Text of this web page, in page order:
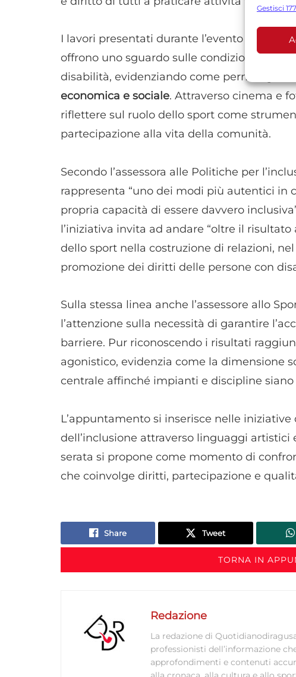
alle
scelte
Gestisci
I lavori presentati durante l’evento
offrono uno sguardo sulle condizioni di
disabilità, evidenziando come permangano
economica e sociale. Attraverso cinema e
riflettere sul ruolo dello sport come
partecipazione alla vita della comunità.
Secondo l’assessora alle Politiche per
rappresenta “uno dei modi più autentici in
propria capacità di essere davvero
l’iniziativa invita ad andare “oltre il
dello sport nella costruzione di relazioni,
promozione dei diritti delle persone con
Sulla stessa linea anche l’assessore allo
l’attenzione sulla necessità di garantire
barriere. Pur riconoscendo i risultati
agonistico, evidenzia come la dimensione
centrale affinché impianti e discipline
L’appuntamento si inserisce nelle
dell’inclusione attraverso linguaggi artistici
serata si propone come momento di
che coinvolge diritti, partecipazione e
Share Tweet
TORNA IN
Redazione
La redazione di
professionisti dell’informazione
approfondimenti e contenuti